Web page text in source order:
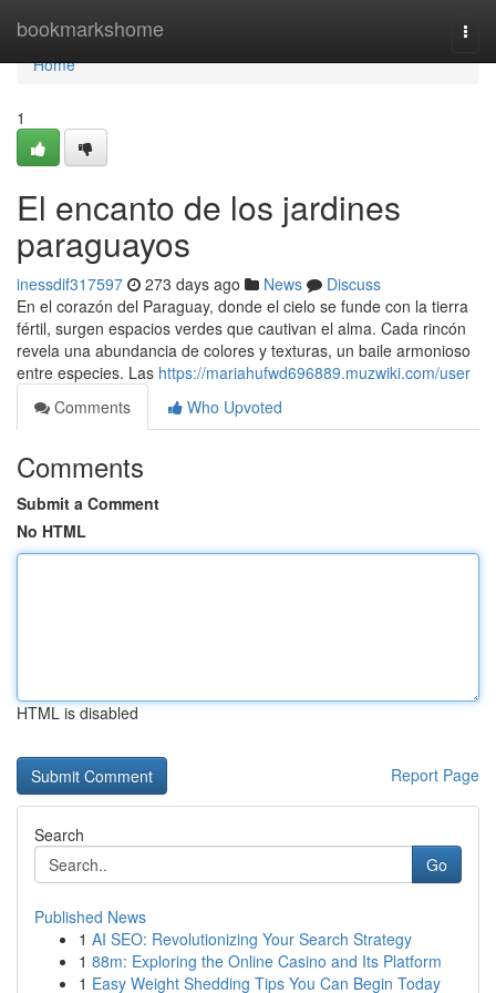
bookmarkshome
Home
Home
1
El encanto de los jardines
paraguayos
inessdif317597 273 days ago News
Discuss
En el corazón del Paraguay, donde el cielo se funde con la tierra
fértil, surgen espacios verdes que cautivan el alma. Cada rincón
revela una abundancia de colores y texturas, un baile armonioso
entre especies. Las https://mariahufwd696889.muzwiki.com/user
Comments
Who Upvoted
Comments
Submit a Comment
No HTML
HTML is disabled
Report Page
Search
Go
Published News
1 AI SEO: Revolutionizing Your Search Strategy
1 88m: Exploring the Online Casino and Its Platform
1 Easy Weight Shedding Tips You Can Begin Today